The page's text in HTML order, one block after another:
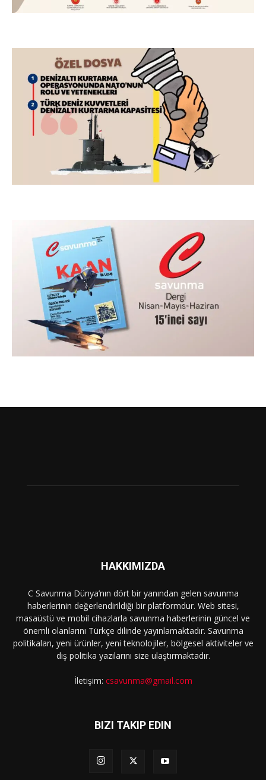
HAKKIMIZDA
C Savunma Dünya’nın dört bir yanından gelen savunma
haberlerinin değerlendirildiği bir platformdur. Web sitesi,
masaüstü ve mobil cihazlarla savunma haberlerinin güncel ve
önemli olanlarını Türkçe dilinde yayınlamaktadır. Savunma
politikaları, yeni ürünler, yeni teknolojiler, bölgesel aktiviteler ve
dış politika yazılarını size ulaştırmaktadır.
İletişim: csavunma@gmail.com
BIZI TAKIP EDIN